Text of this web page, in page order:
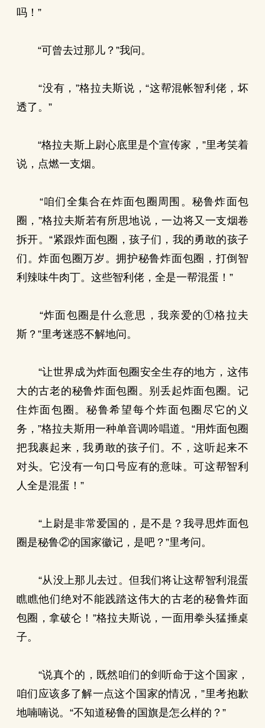
吗！”
“可曾去过那儿？”我问。
“没有，”格拉夫斯说，“这帮混帐智利佬，坏
透了。”
“格拉夫斯上尉心底里是个宣传家，”里考笑着
说，点燃一支烟。
“咱们全集合在炸面包圈周围。秘鲁炸面包
圈，”格拉夫斯若有所思地说，一边将又一支烟卷
拆开。“紧跟炸面包圈，孩子们，我的勇敢的孩子
们。炸面包圈万岁。拥护秘鲁炸面包圈，打倒智
利辣味牛肉丁。这些智利佬，全是一帮混蛋！”
“炸面包圈是什么意思，我亲爱的①格拉夫
斯？”里考迷惑不解地问。
“让世界成为炸面包圈安全生存的地方，这伟
大的古老的秘鲁炸面包圈。别丢起炸面包圈。记
住炸面包圈。秘鲁希望每个炸面包圈尽它的义
务，”格拉夫斯用一种单音调吟唱道。“用炸面包圈
把我裹起来，我勇敢的孩子们。不，这听起来不
对头。它没有一句口号应有的意味。可这帮智利
人全是混蛋！”
“上尉是非常爱国的，是不是？我寻思炸面包
圈是秘鲁②的国家徽记，是吧？”里考问。
“从没上那儿去过。但我们将让这帮智利混蛋
瞧瞧他们绝对不能践踏这伟大的古老的秘鲁炸面
包圈，拿破仑！”格拉夫斯说，一面用拳头猛捶桌
子。
“说真个的，既然咱们的剑听命于这个国家，
咱们应该多了解一点这个国家的情况，”里考抱歉
地喃喃说。“不知道秘鲁的国旗是怎么样的？”